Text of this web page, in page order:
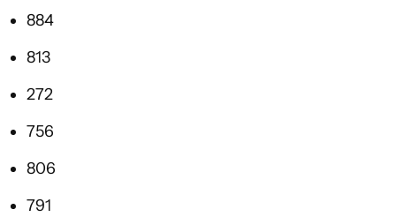
884
813
272
756
806
791